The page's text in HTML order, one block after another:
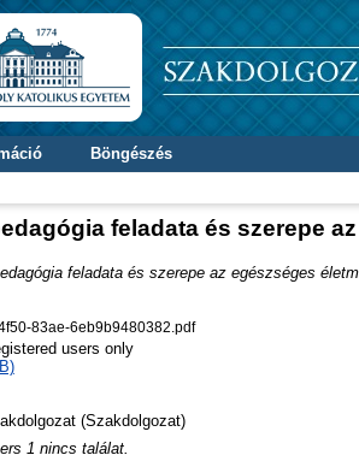
Böngészés
feladata és szerepe
feladata és szerepe az egészséges
83ae-6eb9b9480382.pdf
users only
(Szakdolgozat)
1 nincs találat.